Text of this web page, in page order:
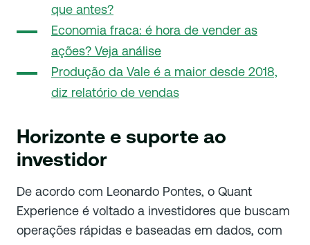
que antes?
Economia fraca: é hora de vender as
ações? Veja análise
Produção da Vale é a maior desde 2018,
diz relatório de vendas
Horizonte e suporte ao
investidor
De acordo com Leonardo Pontes, o Quant
Experience é voltado a investidores que buscam
operações rápidas e baseadas em dados, com